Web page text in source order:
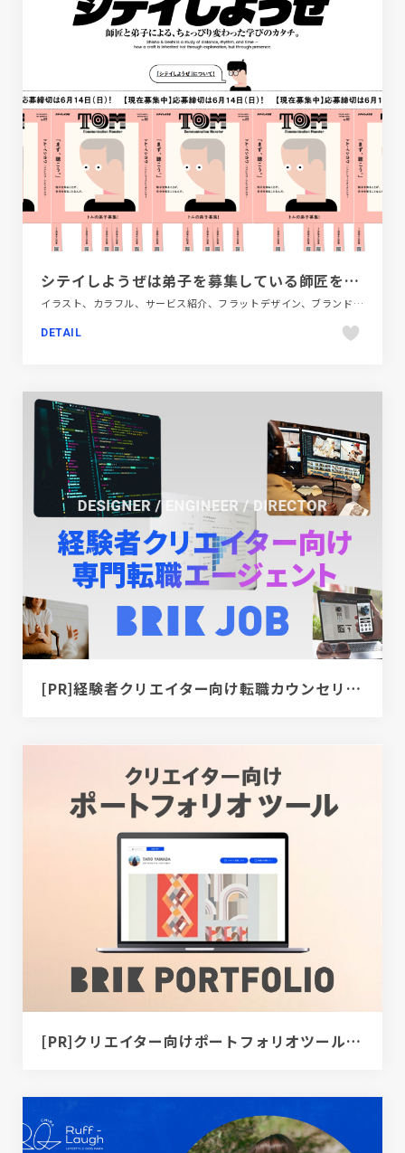
シテイしようぜは弟子を募集している師匠を紹介するWebサイトです。
イラスト、カラフル、サービス紹介、フラットデザイン、ブランド・サービスサイト、ポップ
DETAIL
[PR]経験者クリエイター向け転職カウンセリング｜デザイナー / ディレクター / エンジニア
[PR]クリエイター向けポートフォリオツール｜BRIK PORTFOLIO